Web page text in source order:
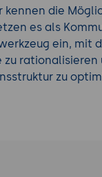
kennen die
es als
ein, mit
rationalisieren
zu